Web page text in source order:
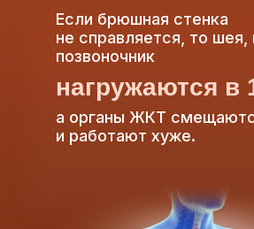
Если брюшная стенка
не справляется, то шея,
позвоночник
а органы ЖКТ
и работают хуже.
нагружаются в